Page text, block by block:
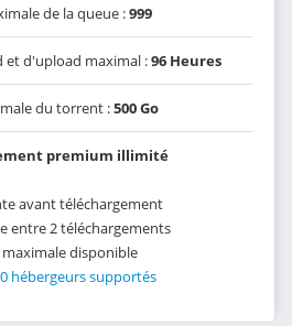
de la queue :999
et d'upload maximal :96 Heures
du torrent :500 Go
premium illimité
avant téléchargement
entre 2 téléchargements
maximale disponible
hébergeurs supportés